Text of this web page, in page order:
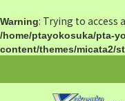
Warning: Trying to access
/home/ptayokosuka/pta-
content/themes/micata2/